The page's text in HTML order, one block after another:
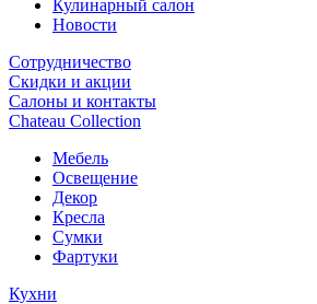
Кулинарный салон
Новости
Сотрудничество
Скидки и акции
Салоны и контакты
Chateau Collection
Мебель
Освещение
Декор
Кресла
Сумки
Фартуки
Кухни